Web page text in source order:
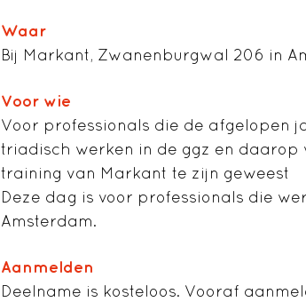
Waar
Bij Markant, Zwanenburgwal 206 in
Voor wie
Voor professionals die de afgelopen
triadisch werken in de ggz en daarop
training van Markant te zijn geweest
Deze dag is voor professionals die
Amsterdam.
Aanmelden
Deelname is kosteloos. Vooraf